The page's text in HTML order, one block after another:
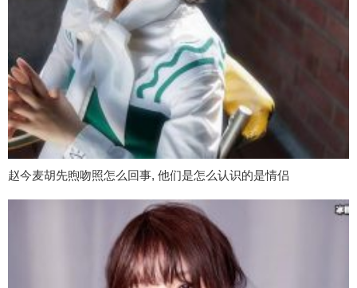
赵今麦胡先煦吻照怎么回事, 他们是怎么认识的是情侣